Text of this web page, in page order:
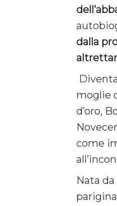
dalla
moglie
d’oro,
come
Nata